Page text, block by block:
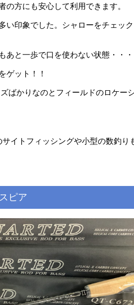
方にも安心して利用できます。
い印象でした。シャローをチェック
あと一歩で口を使わない状態・・・
ゲット！！
ばかりなのとフィールドのロケー
イトフィッシングや小型の数釣り
ピア